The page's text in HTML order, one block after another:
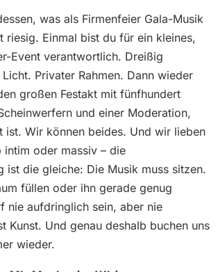
was als Firmenfeier Gala-Musik
riesig. Einmal bist du für ein kleines,
Event verantwortlich. Dreißig
Privater Rahmen. Dann wieder
großen Festakt mit fünfhundert
und einer Moderation,
ist. Wir können beides. Und wir lieben
intim oder massiv – die
ist die gleiche: Die Musik muss sitzen.
füllen oder ihn gerade genug
nie aufdringlich sein, aber nie
Kunst. Und genau deshalb buchen uns
wieder.